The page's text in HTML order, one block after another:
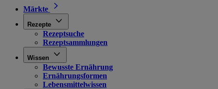
Märkte
Rezepte
Rezeptsuche
Rezeptsammlungen
Wissen
Bewusste Ernährung
Ernährungsformen
Lebensmittelwissen